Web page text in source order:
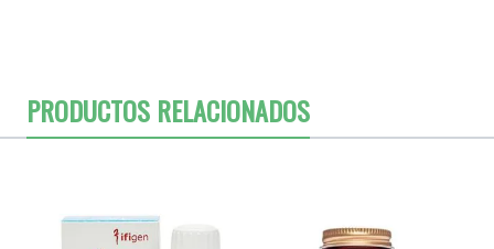
PRODUCTOS RELACIONADOS